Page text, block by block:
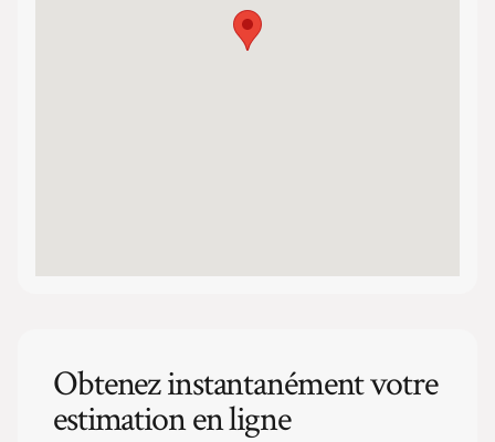
Obtenez instantanément votre
estimation en ligne